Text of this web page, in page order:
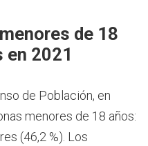
de 18
en 2021
de Población, en
menores de 18 años:
(46,2 %). Los